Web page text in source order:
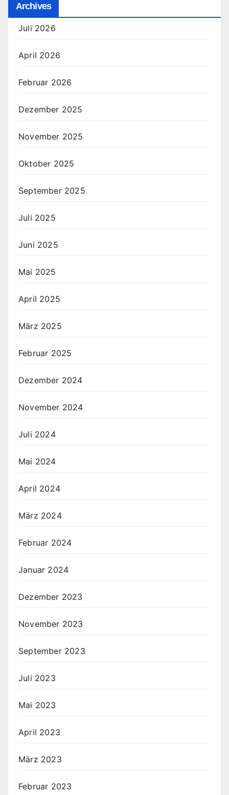
Archives
Juli 2026
April 2026
Februar 2026
Dezember 2025
November 2025
Oktober 2025
September 2025
Juli 2025
Juni 2025
Mai 2025
April 2025
März 2025
Februar 2025
Dezember 2024
November 2024
Juli 2024
Mai 2024
April 2024
März 2024
Februar 2024
Januar 2024
Dezember 2023
November 2023
September 2023
Juli 2023
Mai 2023
April 2023
März 2023
Februar 2023